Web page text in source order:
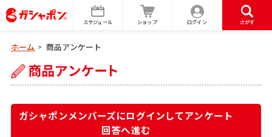
スケジュール ショップ ログイン さがす
ホーム > 商品アンケート
ガシャポンメンバーズにログインしてアンケート
回答へ進む